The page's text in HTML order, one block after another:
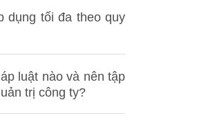
dụng tối đa theo quy
luật nào và nên tập
trị công ty?